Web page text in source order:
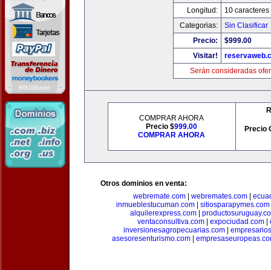
Longitud:
10 caracteres
Categorias:
Sin Clasificar
Precio:
$999.00
Visitar!
Serán consideradas
COMPRAR AHORA
Precio $999.00
COMPRAR AHORA
Precio
Otros dominios en venta:
webremate.com| webremates.com|
inmueblestucuman.com
sitiosparapymes.com
alquilerexpress.com
ventaconsultiva.com
expociudad.com
inversionesagropecuarias.com
asesoresenturismo.com|